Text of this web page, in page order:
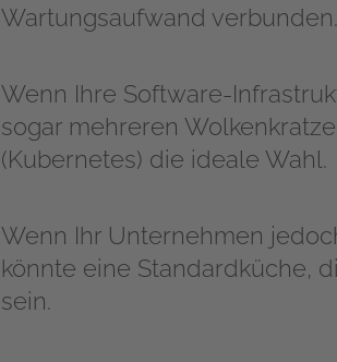
Wartungsaufwand verbunden.
Wenn Ihre Software-
sogar mehreren
(Kubernetes) die ideale Wahl.
Wenn Ihr Unternehmen
könnte eine Standardküche,
sein.